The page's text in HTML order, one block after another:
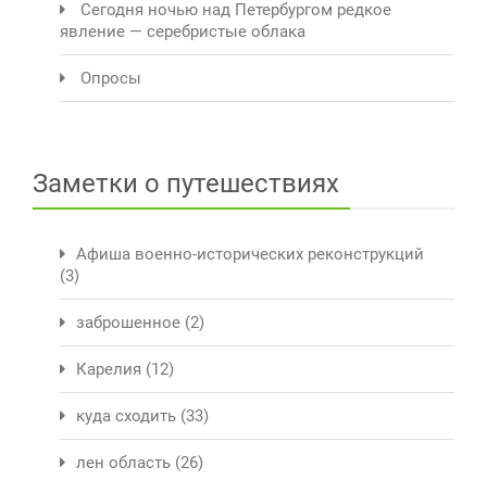
Сегодня ночью над Петербургом редкое
явление — серебристые облака
Опросы
Заметки о путешествиях
Афиша военно-исторических реконструкций
(3)
заброшенное (2)
Карелия (12)
куда сходить (33)
лен область (26)